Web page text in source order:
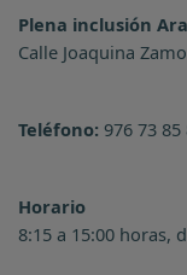
Plena inclusión
Calle Joaquina
Teléfono: 976 73 85
Horario
8:15 a 15:00 horas,